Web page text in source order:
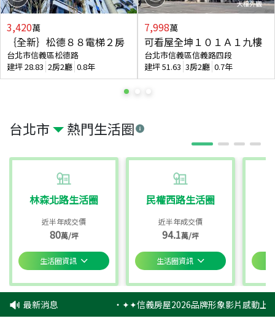
台北市 熱門生活圈
林森北路生活圈
近半年成交價
80萬/坪
生活圈資訊
民權西路生活圈
近半年成交價
94.1萬/坪
生活圈資訊
3,420萬
｛全新｝松德８８電梯２房
台北市信義區松德路
建坪28.83 2房2廳 0.8年
7,998萬
可看屋全坤１０１Ａ１九樓
台北市信義區信義路四段
建坪51.63 3房2廳 0.7年
最新消息 ‧✦✦信義房屋2026品牌形象影片感動上